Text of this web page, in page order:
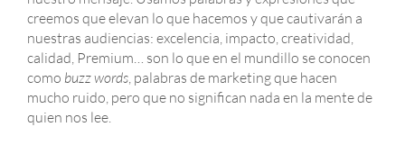
creemos que elevan lo que hacemos y que cautivarán a
nuestras audiencias: excelencia, impacto, creatividad,
calidad, Premium… son lo que en el mundillo se conocen
como buzz words, palabras de marketing que hacen
mucho ruido, pero que no significan nada en la mente de
quien nos lee.